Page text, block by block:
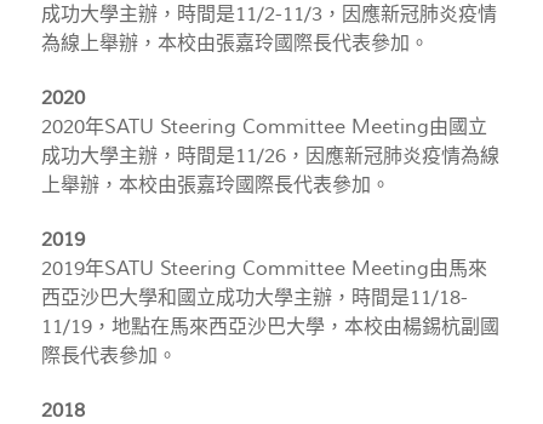
成功大學主辦，時間是11/2-11/3，因應新冠肺炎疫情
為線上舉辦，本校由張嘉玲國際長代表參加。
2020
2020年SATU Steering Committee Meeting由國立
成功大學主辦，時間是11/26，因應新冠肺炎疫情為線
上舉辦，本校由張嘉玲國際長代表參加。
2019
2019年SATU Steering Committee Meeting由馬來
西亞沙巴大學和國立成功大學主辦，時間是11/18-
11/19，地點在馬來西亞沙巴大學，本校由楊錫杭副國
際長代表參加。
2018